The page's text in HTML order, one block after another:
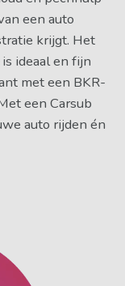
een auto
krijgt. Het
ideaal en fijn
met een BKR-
een Carsub
auto rijden én